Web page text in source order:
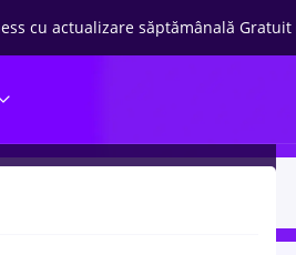
cu actualizare săptămânală Gratuit